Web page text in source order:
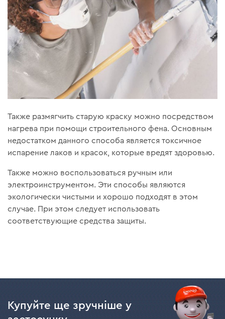
Также размягчить старую краску можно посредством
нагрева при помощи строительного фена. Основным
недостатком данного способа является токсичное
испарение лаков и красок, которые вредят здоровью.
Также можно воспользоваться ручным или
электроинструментом. Эти способы являются
экологически чистыми и хорошо подходят в этом
случае. При этом следует использовать
соответствующие средства защиты.
Купуйте ще зручніше у